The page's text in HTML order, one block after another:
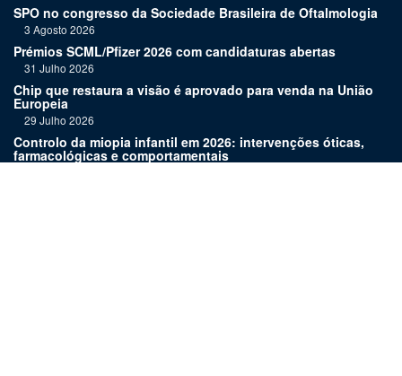
SPO no congresso da Sociedade Brasileira de Oftalmologia
3 Agosto 2026
Prémios SCML/Pfizer 2026 com candidaturas abertas
31 Julho 2026
Chip que restaura a visão é aprovado para venda na União
Europeia
29 Julho 2026
Controlo da miopia infantil em 2026: intervenções óticas,
farmacológicas e comportamentais